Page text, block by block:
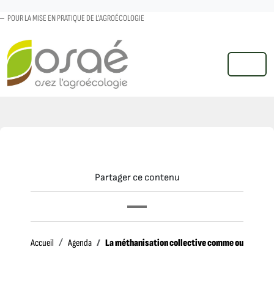
POUR LA MISE EN PRATIQUE DE L'AGROÉCOLOGIE
MENU
Partager ce contenu
Accueil AccueilAgenda La méthanisation collective comme outil de